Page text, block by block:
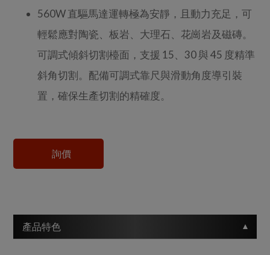
560W 直驅馬達運轉極為安靜，且動力充足，可
輕鬆應對陶瓷、板岩、大理石、花崗岩及磁磚。
可調式傾斜切割檯面，支援 15、30 與 45 度精準
斜角切割。配備可調式靠尺與滑動角度導引裝
置，確保生產切割的精確度。
詢價
產品特色